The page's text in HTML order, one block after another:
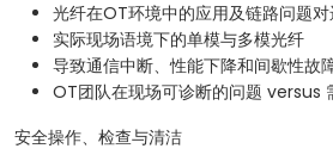
光纤在OT环境中的应用及链路问题
实际现场语境下的单模与多模光纤
导致通信中断、性能下降和间歇性故
OT团队在现场可诊断的问题 versus
安全操作、检查与清洁